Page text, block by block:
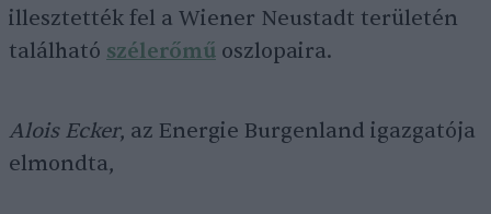
illesztették fel a Wiener Neustadt területén
található szélerőmű oszlopaira.
Alois Ecker, az Energie Burgenland igazgatója
elmondta,